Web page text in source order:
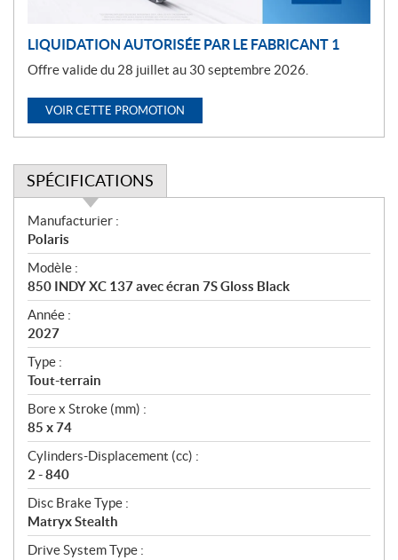
LIQUIDATION AUTORISÉE PAR LE FABRICANT 1
Offre valide du 28 juillet au 30 septembre 2026.
VOIR CETTE PROMOTION
SPÉCIFICATIONS
S
p
é
c
i
f
i
c
a
t
i
o
n
s
Manufacturier :
Polaris
Modèle :
850 INDY XC 137 avec écran 7S Gloss Black
Année :
2027
Type :
Tout-terrain
Bore x Stroke (mm) :
85 x 74
Cylinders-Displacement (cc) :
2 - 840
Disc Brake Type :
Matryx Stealth
Drive System Type :